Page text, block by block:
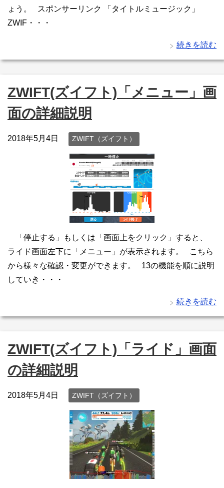
ょう。 スポンサーリンク 「タイトルミュージック」
ZWIF・・・
続きを読む
ZWIFT(ズイフト)「メニュー」画
面の詳細説明
2018年5月4日 ZWIFT（ズイフト）
「停止する」もしくは「画面上をクリック」すると、
ライド画面左下に「メニュー」が表示されます。 こちら
から様々な確認・変更ができます。 13の機能を順に説明
していき・・・
続きを読む
ZWIFT(ズイフト)「ライド」画面
の詳細説明
2018年5月4日 ZWIFT（ズイフト）